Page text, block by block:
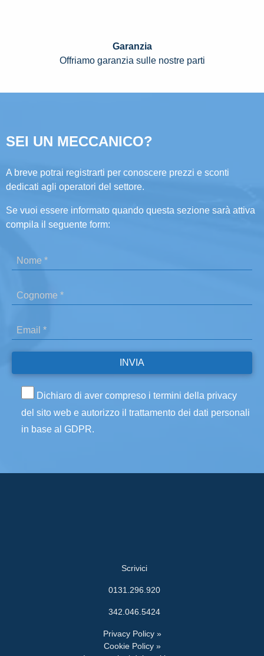
Garanzia
Offriamo garanzia sulle nostre parti
SEI UN MECCANICO?
A breve potrai registrarti per conoscere prezzi e sconti
dedicati agli operatori del settore.
Se vuoi essere informato quando questa sezione sarà attiva
compila il seguente form:
Dichiaro di aver compreso i termini della privacy
del sito web e autorizzo il trattamento dei dati personali
in base al GDPR.
Scrivici
0131.296.920
342.046.5424
Privacy Policy »
Cookie Policy »